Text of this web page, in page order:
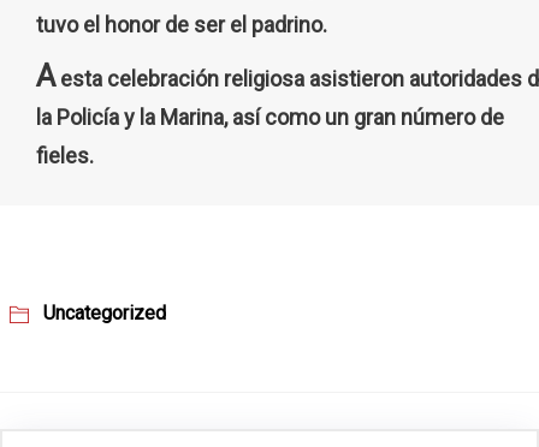
tuvo el honor de ser el padrino.
Aesta celebración religiosa asistieron autoridades
la Policía y la Marina, así como un gran número de
fieles.
Uncategorized